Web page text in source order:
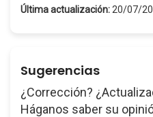
Última actualización: 20/07/
Sugerencias
¿Corrección?
Háganos saber su